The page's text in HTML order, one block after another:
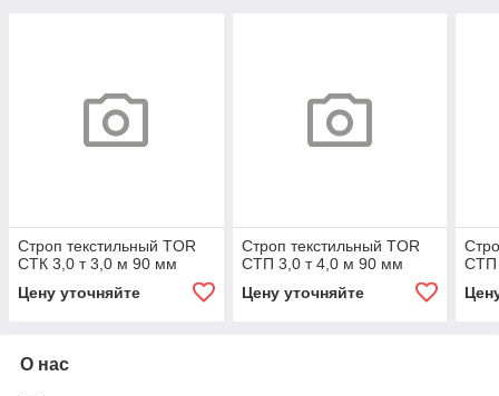
Строп текстильный TOR
СТК 3,0 т 3,0 м 90 мм
Цену уточняйте
Строп текстильный TOR
СТП 3,0 т 4,0 м 90 мм
Цену уточняйте
СТП
О нас